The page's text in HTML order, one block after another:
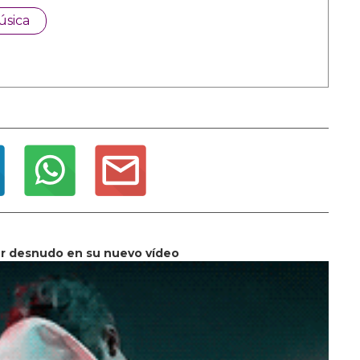
desnudo en su nuevo vídeo